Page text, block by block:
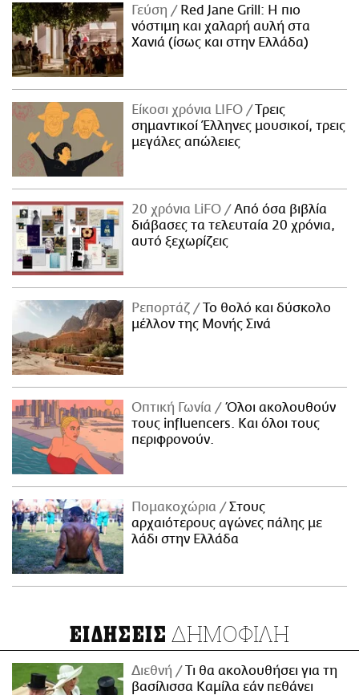
Γεύση
Red Jane Grill: Η πιο
νόστιμη και χαλαρή αυλή στα
Χανιά (ίσως και στην Ελλάδα)
Είκοσι χρόνια LIFO
Tρεις
σημαντικοί Έλληνες μουσικοί, τρεις
μεγάλες απώλειες
20 χρόνια LiFO
Από όσα βιβλία
διάβασες τα τελευταία 20 χρόνια,
αυτό ξεχωρίζεις
Ρεπορτάζ
Το θολό και δύσκολο
μέλλον της Μονής Σινά
Οπτική Γωνία
Όλοι ακολουθούν
τους influencers. Και όλοι τους
περιφρονούν.
Πομακοχώρια
Στους
αρχαιότερους αγώνες πάλης με
λάδι στην Ελλάδα
ΕΙΔΗΣΕΙΣ ΔΗΜΟΦΙΛΗ
Διεθνή
Τι θα ακολουθήσει για τη
βασίλισσα Καμίλα εάν πεθάνει